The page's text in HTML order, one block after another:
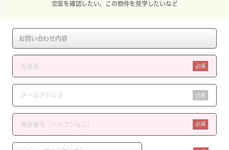
空室を確認したい、この物件を見学したいなど
必須
任意
必須